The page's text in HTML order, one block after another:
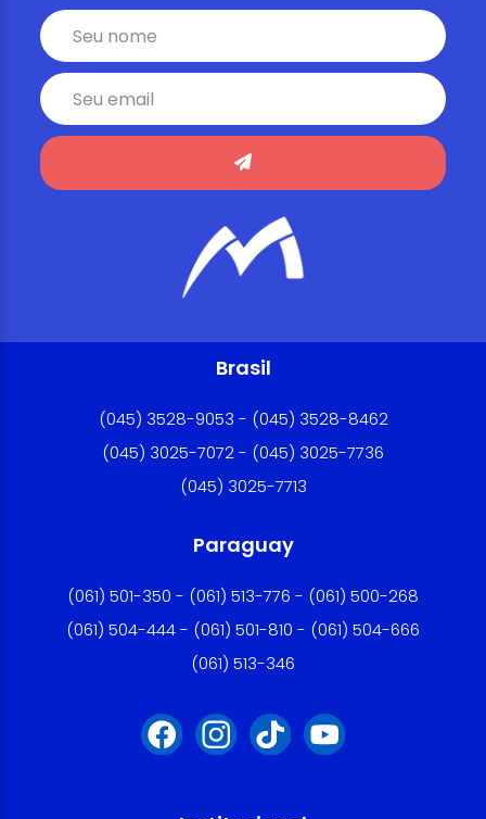
Brasil
(045) 3528-9053 - (045) 3528-8462
(045) 3025-7072 - (045) 3025-7736
(045) 3025-7713
Paraguay
(061) 501-350 - (061) 513-776 - (061) 500-268
(061) 504-444 - (061) 501-810 - (061) 504-666
(061) 513-346